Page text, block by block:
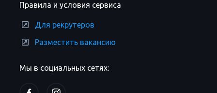
Мы в социальных сетях:
Правила и условия сервиса
Для рекрутеров
Разместить вакансию